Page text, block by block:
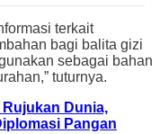
terkait
bagi balita gizi
sebagai bahan
tuturnya.
Dunia,
Pangan